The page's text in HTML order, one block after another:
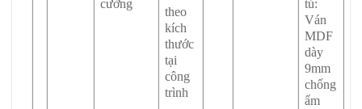
cường
theo
kích
thước
tại
công
trình
tủ:
Ván
MDF
dày
9mm
chống
ẩm